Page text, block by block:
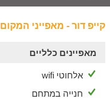
קייפ דור - מאפייני המקום
מאפיינים כלליים
אלחוטי wifi
חנייה במתחם